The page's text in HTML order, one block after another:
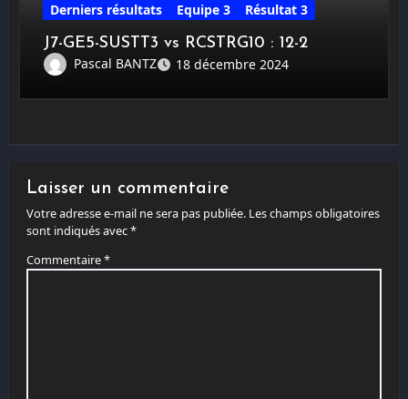
Derniers résultats Equipe 3
Résultat 3
J7-GE5-SUSTT3 vs RCSTRG10 : 12-2
Pascal BANTZ
18 décembre 2024
Laisser un commentaire
Votre adresse e-mail ne sera pas publiée. Les champs obligatoires
sont indiqués avec*
Commentaire*